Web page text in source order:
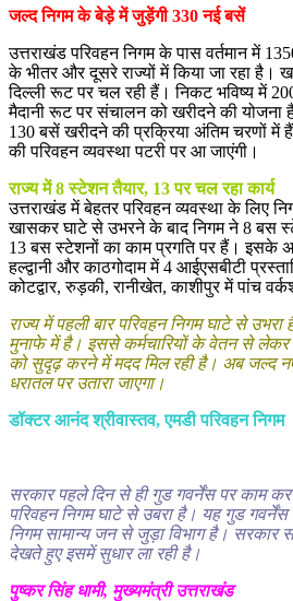
जल्द निगम के बेड़े में जुड़ेंगी 330 नई बसें
उत्तराखंड परिवहन निगम के पास वर्तमान में
के भीतर और दूसरे राज्यों में किया जा रहा है।
दिल्ली रूट पर चल रही हैं। निकट भविष्य में
मैदानी रूट पर संचालन को खरीदने की योजना हैं
130 बसें खरीदने की प्रक्रिया अंतिम चरणों
की परिवहन व्यवस्था पटरी पर आ जाएंगी।
राज्य में 8 स्टेशन तैयार, 13 पर चल रहा कार्य
उत्तराखंड में बेहतर परिवहन व्यवस्था के लिए
खासकर घाटे से उभरने के बाद निगम ने 8 बस
13 बस स्टेशनों का काम प्रगति पर हैं। इसके
हल्द्वानी और काठगोदाम में 4 आईएसबीटी
कोटद्वार, रुड़की, रानीखेत, काशीपुर में पांच
राज्य में पहली बार परिवहन निगम घाटे से
मुनाफे में है। इससे कर्मचारियों के वेतन से
को सुदृढ़ करने में मदद मिल रही है। अब जल्द
धरातल पर उतारा जाएगा।
डॉक्टर आनंद श्रीवास्तव, एमडी परिवहन निगम
सरकार पहले दिन से ही गुड गवर्नेंस पर काम
परिवहन निगम घाटे से उबरा है। यह गुड
निगम सामान्य जन से जुड़ा विभाग है। सरकार
देखते हुए इसमें सुधार ला रही है।
पुष्कर सिंह धामी, मुख्यमंत्री उत्तराखंड